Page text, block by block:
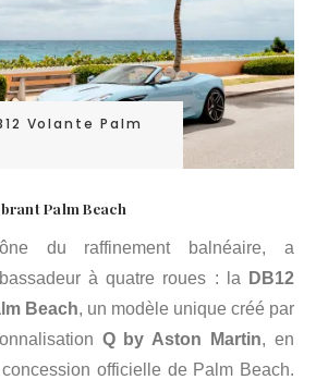
Volante Palm
Palm Beach
du raffinement balnéaire, a
à quatre roues : la
DB12
Beach, un modèle unique créé par
Q by Aston Martin, en
officielle de Palm Beach.